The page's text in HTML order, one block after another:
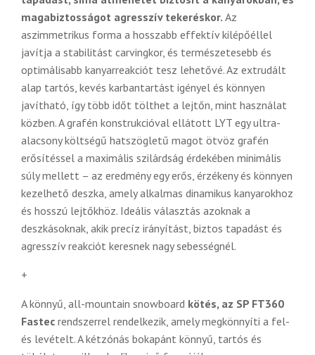
magabiztosságot agresszív tekeréskor. Az
aszimmetrikus forma a hosszabb effektív kilépőéllel
javítja a stabilitást carvingkor, és természetesebb és
optimálisabb kanyarreakciót tesz lehetővé. Az extrudált
alap tartós, kevés karbantartást igényel és könnyen
javítható, így több időt tölthet a lejtőn, mint használat
közben. A grafén konstrukcióval ellátott LYT egy ultra-
alacsony költségű hatszögletű magot ötvöz grafén
erősítéssel a maximális szilárdság érdekében minimális
súly mellett – az eredmény egy erős, érzékeny és könnyen
kezelhető deszka, amely alkalmas dinamikus kanyarokhoz
és hosszú lejtőkhöz. Ideális választás azoknak a
deszkásoknak, akik precíz irányítást, biztos tapadást és
agresszív reakciót keresnek nagy sebességnél.
+
A könnyű, all-mountain snowboard kötés, az SP FT360
Fastec rendszerrel rendelkezik, amely megkönnyíti a fel-
és levételt. A kétzónás bokapánt könnyű, tartós és